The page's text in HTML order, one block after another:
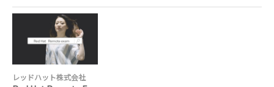
レッドハット株式会社